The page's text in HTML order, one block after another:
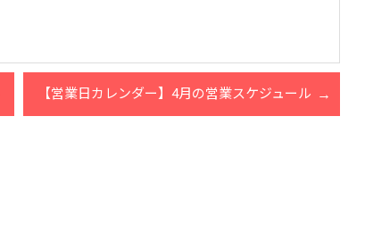
【営業日カレンダー】4月の営業スケジュール